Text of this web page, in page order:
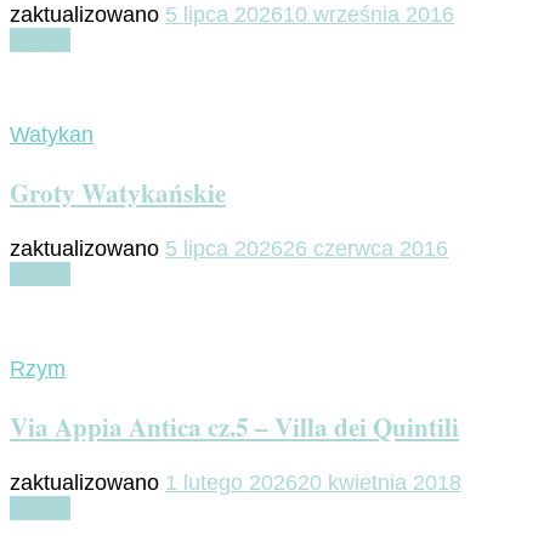
zaktualizowano 5 lipca 202610 września 2016
Watykan
Groty Watykańskie
zaktualizowano 5 lipca 202626 czerwca 2016
Rzym
Via Appia Antica cz.5 – Villa dei Quintili
zaktualizowano 1 lutego 202620 kwietnia 2018